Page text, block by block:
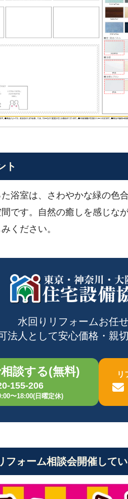
ト
浴室は、さわやかな緑の色
です。自然の癒しを感じな
ください。
水回りリフォームお任
法人として安心価格・親
談する(無料)
155-206
〜18:00(日曜定休)
リ
フォーム相談会開催してい